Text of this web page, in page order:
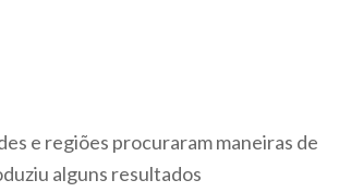
e regiões procuraram maneiras de
alguns resultados